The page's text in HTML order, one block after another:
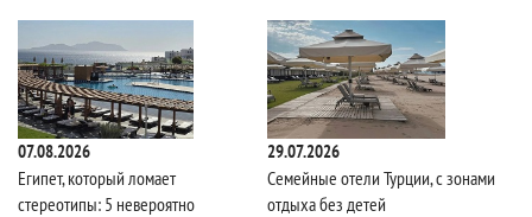
07.08.2026
Египет, который ломает
стереотипы: 5 невероятно
29.07.2026
Семейные отели Турции, с зонами
отдыха без детей